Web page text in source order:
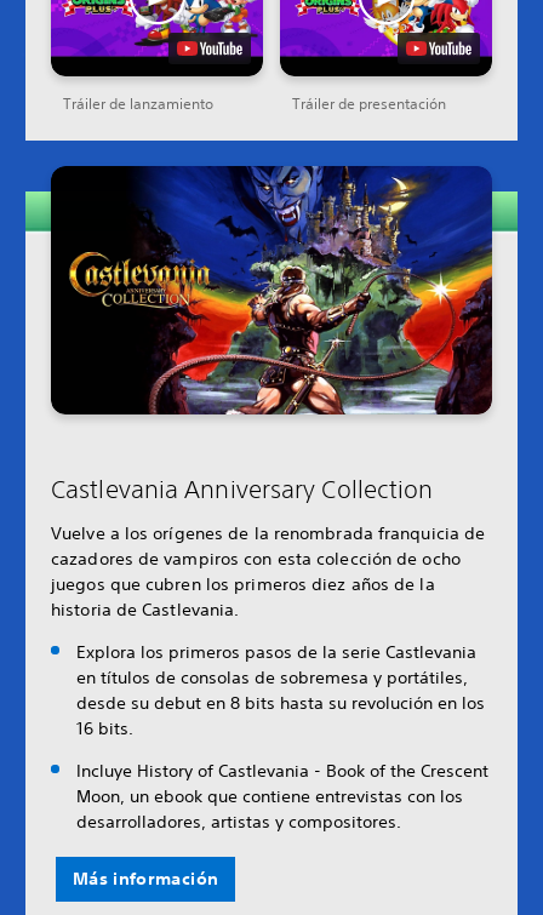
Tráiler de lanzamiento Tráiler de presentación
Castlevania Anniversary Collection
Vuelve a los orígenes de la renombrada franquicia de
cazadores de vampiros con esta colección de ocho
juegos que cubren los primeros diez años de la
historia de Castlevania.
Explora los primeros pasos de la serie Castlevania
en títulos de consolas de sobremesa y portátiles,
desde su debut en 8 bits hasta su revolución en los
16 bits.
Incluye History of Castlevania - Book of the Crescent
Moon, un ebook que contiene entrevistas con los
desarrolladores, artistas y compositores.
Más información